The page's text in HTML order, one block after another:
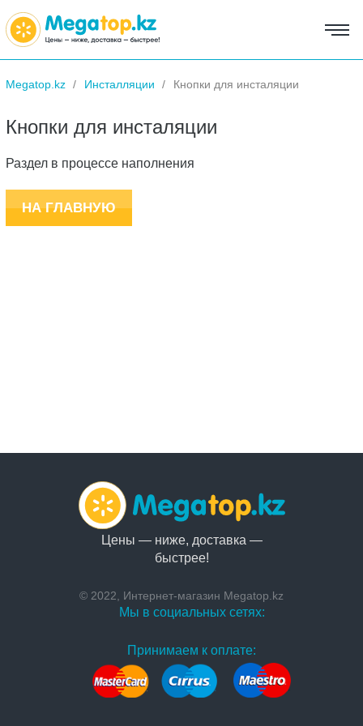
Megatop.kz Инсталляции Кнопки для инсталяции
Кнопки для инсталяции
Раздел в процессе наполнения
НА ГЛАВНУЮ
Цены — ниже, доставка —
быстрее!
© 2022, Интернет-магазин Megatop.kz
Мы в социальных сетях:
Принимаем к оплате: